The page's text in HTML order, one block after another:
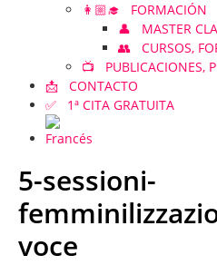
👩🏼‍🎓 FORMACIÓN
👤 MASTER
👥 CURSOS,
📺 PUBLICACIONES,
📩 CONTACTO
✅ 1ª CITA GRATUITA
5-sessioni-
voce